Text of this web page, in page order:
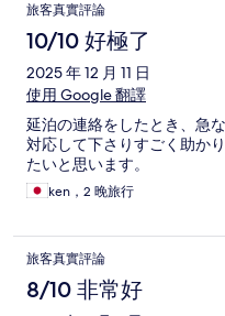
旅客真實評論
10/10 好極了
2025 年 12 月 11 日
使用 Google 翻譯
延泊の連絡をしたとき、急
対応して下さりすごく助か
たいと思います。
ken，2 晚旅行
旅客真實評論
8/10 非常好